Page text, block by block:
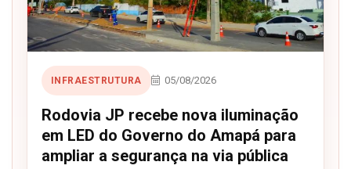
INFRAESTRUTURA 05/08/2026
Rodovia JP recebe nova iluminação
em LED do Governo do Amapá para
ampliar a segurança na via pública